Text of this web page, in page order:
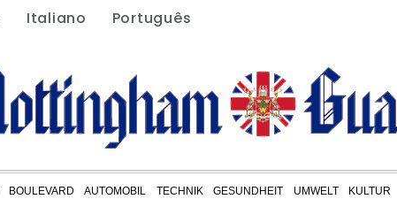
Italiano Português
BOULEVARD AUTOMOBIL TECHNIK GESUNDHEIT UMWELT KULTUR